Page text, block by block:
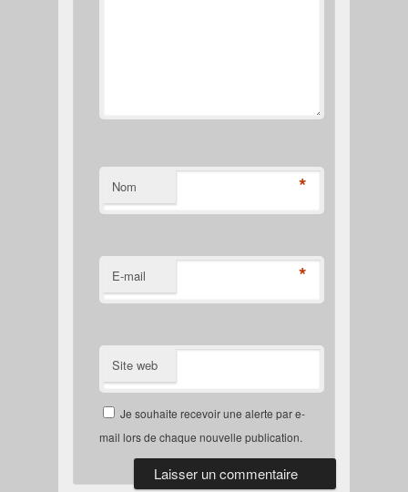
Nom *
E-mail *
Site web
Je souhaite recevoir une alerte par e-
mail lors de chaque nouvelle publication.